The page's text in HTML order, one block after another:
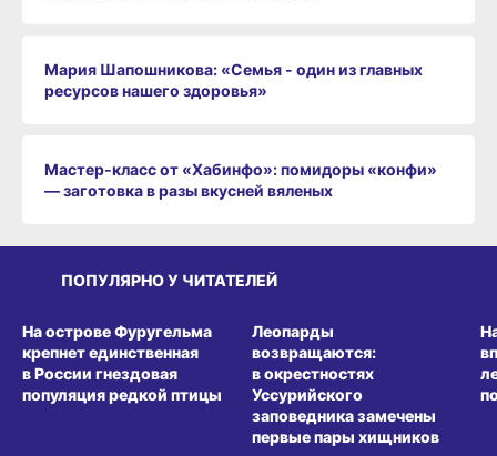
Мария Шапошникова: «Семья - один из главных
ресурсов нашего здоровья»
Мастер-класс от «Хабинфо»: помидоры «конфи»
— заготовка в разы вкусней вяленых
ПОПУЛЯРНО У ЧИТАТЕЛЕЙ
На острове Фуругельма
крепнет единственная
в России гнездовая
популяция редкой птицы
Леопарды
возвращаются:
в окрестностях
Уссурийского
заповедника замечены
первые пары хищников